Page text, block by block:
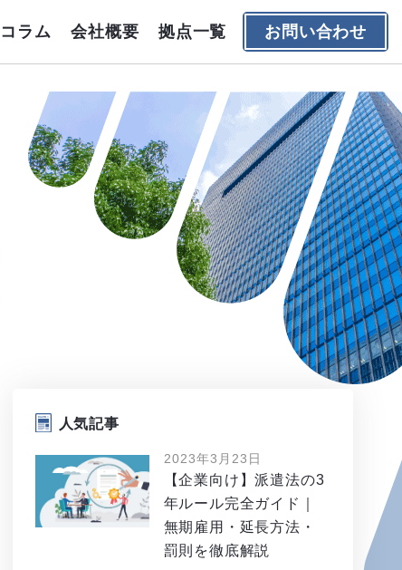
コラム 会社概要 拠点一覧 お問い合わせ
人気記事
2023年3月23日
【企業向け】派遣法の3
年ルール完全ガイド｜
無期雇用・延長方法・
罰則を徹底解説